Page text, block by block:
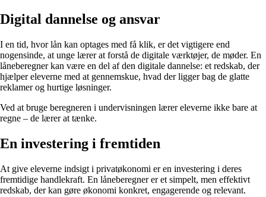
Digital dannelse og ansvar
I en tid, hvor lån kan optages med få klik, er det vigtigere end
nogensinde, at unge lærer at forstå de digitale værktøjer, de møder. En
låneberegner kan være en del af den digitale dannelse: et redskab, der
hjælper eleverne med at gennemskue, hvad der ligger bag de glatte
reklamer og hurtige løsninger.
Ved at bruge beregneren i undervisningen lærer eleverne ikke bare at
regne – de lærer at tænke.
En investering i fremtiden
At give eleverne indsigt i privatøkonomi er en investering i deres
fremtidige handlekraft. En låneberegner er et simpelt, men effektivt
redskab, der kan gøre økonomi konkret, engagerende og relevant.